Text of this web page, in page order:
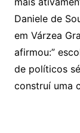
Daniele de
em Várzea
afirmou:”
de políticos
construí uma